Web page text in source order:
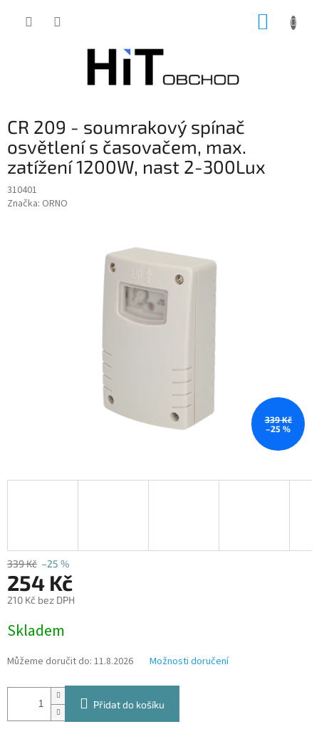
CR 209 - soumrakový spínač
osvětlení s časovačem, max.
zatížení 1200W, nast 2-300Lux
310401
Značka: ORNO
339 Kč
–25 %
339 Kč –25 %
254 Kč
210 Kč bez DPH
cena:
Skladem
Můžeme doručit do: 11.8.2026 Možnosti doručení
Přidat do košíku